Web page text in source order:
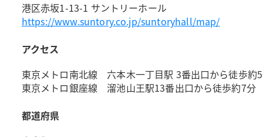
港区赤坂1-13-1 サントリーホール
https://www.suntory.co.jp/suntoryhall/map/
アクセス
東京メトロ南北線 六本木一丁目駅 3番出口から徒歩約
東京メトロ銀座線 溜池山王駅13番出口から徒歩約7分
都道府県